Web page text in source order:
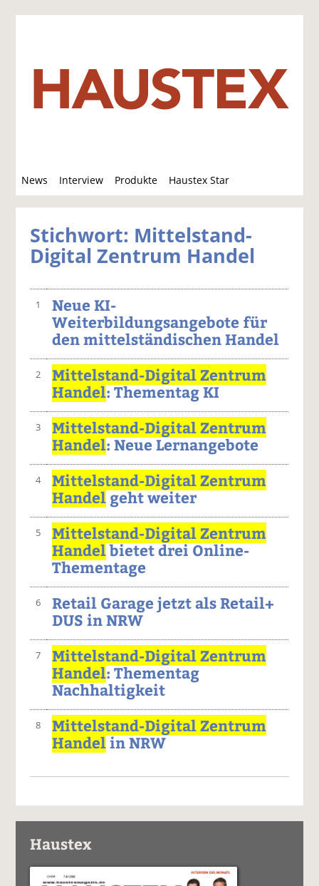
News Interview Produkte Haustex Star
u
c
Stichwort: Mittelstand-
Digital Zentrum Handel
1
Neue KI-
Weiterbildungsangebote für
den mittelständischen Handel
2
Mittelstand-Digital Zentrum
Handel: Thementag KI
3
Mittelstand-Digital Zentrum
Handel: Neue Lernangebote
4
Mittelstand-Digital Zentrum
Handelgeht weiter
5
Mittelstand-Digital Zentrum
Handelbietet drei Online-
Thementage
6
Retail Garage jetzt als Retail+
DUS in NRW
7
Mittelstand-Digital Zentrum
Handel: Thementag
Nachhaltigkeit
8
Mittelstand-Digital Zentrum
Handelin NRW
Haustex